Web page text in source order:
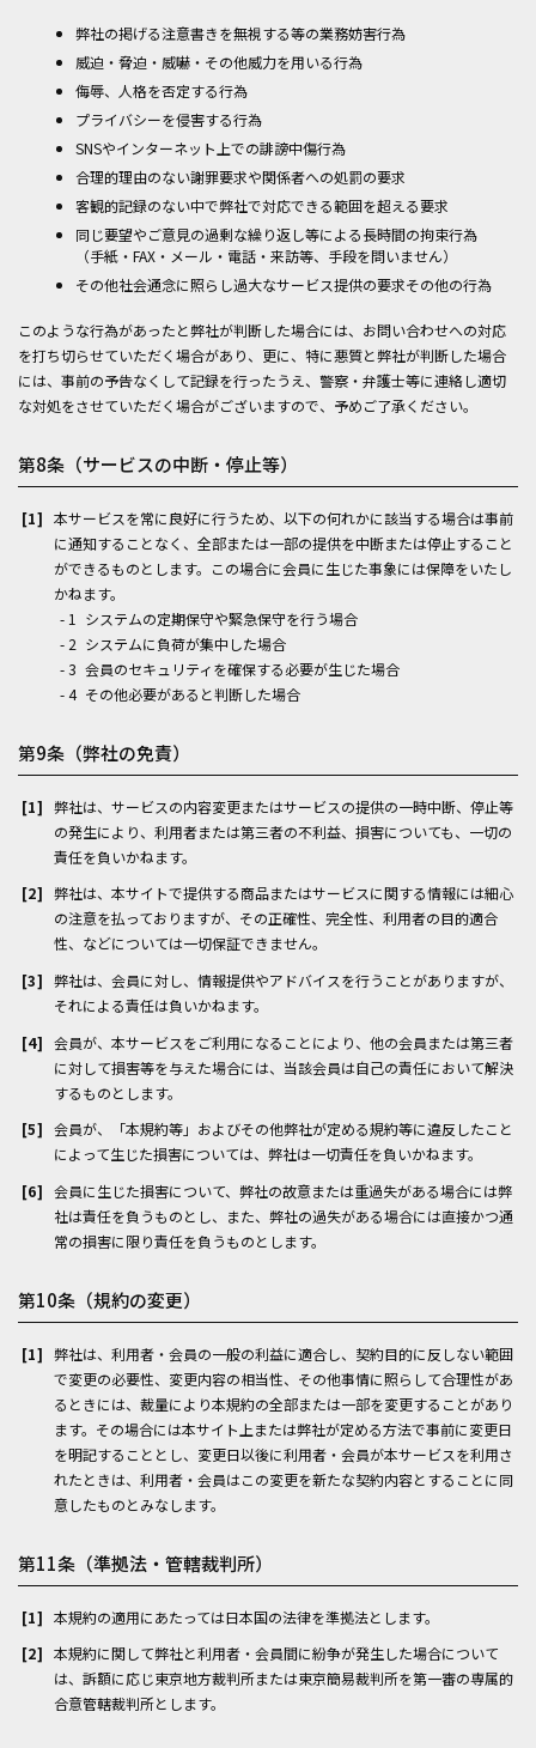
弊社の掲げる注意書きを無視する等の業務妨害行為
威迫・脅迫・威嚇・その他威力を用いる行為
侮辱、人格を否定する行為
プライバシーを侵害する行為
SNSやインターネット上での誹謗中傷行為
合理的理由のない謝罪要求や関係者への処罰の要求
客観的記録のない中で弊社で対応できる範囲を超える要求
同じ要望やご意見の過剰な繰り返し等による長時間の拘束行為
（手紙・FAX・メール・電話・来訪等、手段を問いません）
その他社会通念に照らし過大なサービス提供の要求その他の行為
このような行為があったと弊社が判断した場合には、お問い合わせへの対応
を打ち切らせていただく場合があり、更に、特に悪質と弊社が判断した場合
には、事前の予告なくして記録を行ったうえ、警察・弁護士等に連絡し適切
な対処をさせていただく場合がございますので、予めご了承ください。
第8条（サービスの中断・停止等）
本サービスを常に良好に行うため、以下の何れかに該当する場合は事前
に通知することなく、全部または一部の提供を中断または停止すること
ができるものとします。この場合に会員に生じた事象には保障をいたし
かねます。
システムの定期保守や緊急保守を行う場合
システムに負荷が集中した場合
会員のセキュリティを確保する必要が生じた場合
その他必要があると判断した場合
第9条（弊社の免責）
弊社は、サービスの内容変更またはサービスの提供の一時中断、停止等
の発生により、利用者または第三者の不利益、損害についても、一切の
責任を負いかねます。
弊社は、本サイトで提供する商品またはサービスに関する情報には細心
の注意を払っておりますが、その正確性、完全性、利用者の目的適合
性、などについては一切保証できません。
弊社は、会員に対し、情報提供やアドバイスを行うことがありますが、
それによる責任は負いかねます。
会員が、本サービスをご利用になることにより、他の会員または第三者
に対して損害等を与えた場合には、当該会員は自己の責任において解決
するものとします。
会員が、「本規約等」およびその他弊社が定める規約等に違反したこと
によって生じた損害については、弊社は一切責任を負いかねます。
会員に生じた損害について、弊社の故意または重過失がある場合には弊
社は責任を負うものとし、また、弊社の過失がある場合には直接かつ通
常の損害に限り責任を負うものとします。
第10条（規約の変更）
弊社は、利用者・会員の一般の利益に適合し、契約目的に反しない範囲
で変更の必要性、変更内容の相当性、その他事情に照らして合理性があ
るときには、裁量により本規約の全部または一部を変更することがあり
ます。その場合には本サイト上または弊社が定める方法で事前に変更日
を明記することとし、変更日以後に利用者・会員が本サービスを利用さ
れたときは、利用者・会員はこの変更を新たな契約内容とすることに同
意したものとみなします。
第11条（準拠法・管轄裁判所）
本規約の適用にあたっては日本国の法律を準拠法とします。
本規約に関して弊社と利用者・会員間に紛争が発生した場合について
は、訴額に応じ東京地方裁判所または東京簡易裁判所を第一審の専属的
合意管轄裁判所とします。